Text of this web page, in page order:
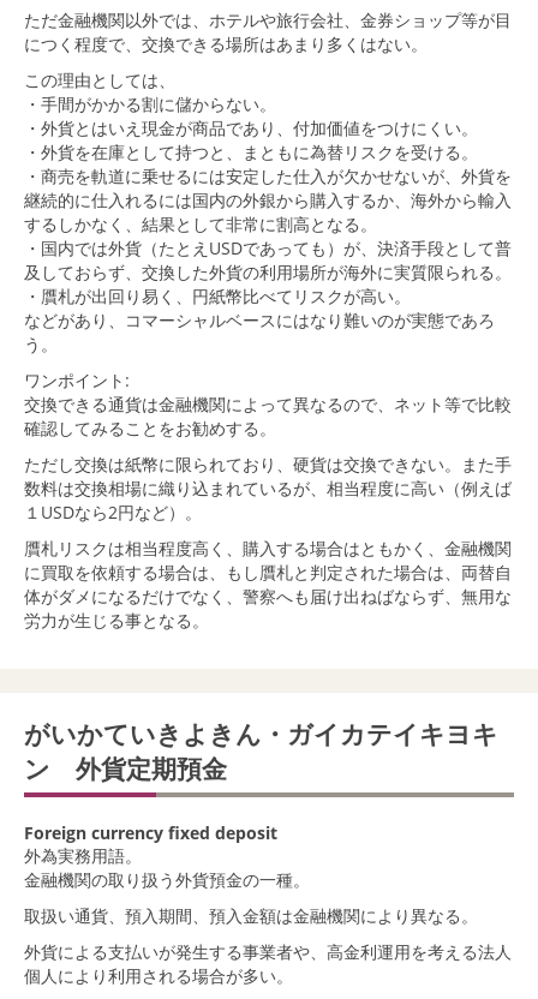
ただ金融機関以外では、ホテルや旅行会社、金券ショップ等が目
につく程度で、交換できる場所はあまり多くはない。
この理由としては、
・手間がかかる割に儲からない。
・外貨とはいえ現金が商品であり、付加価値をつけにくい。
・外貨を在庫として持つと、まともに為替リスクを受ける。
・商売を軌道に乗せるには安定した仕入が欠かせないが、外貨を
継続的に仕入れるには国内の外銀から購入するか、海外から輸入
するしかなく、結果として非常に割高となる。
・国内では外貨（たとえUSDであっても）が、決済手段として普
及しておらず、交換した外貨の利用場所が海外に実質限られる。
・贋札が出回り易く、円紙幣比べてリスクが高い。
などがあり、コマーシャルベースにはなり難いのが実態であろ
う。
ワンポイント:
交換できる通貨は金融機関によって異なるので、ネット等で比較
確認してみることをお勧めする。
ただし交換は紙幣に限られており、硬貨は交換できない。また手
数料は交換相場に織り込まれているが、相当程度に高い（例えば
１USDなら2円など）。
贋札リスクは相当程度高く、購入する場合はともかく、金融機関
に買取を依頼する場合は、もし贋札と判定された場合は、両替自
体がダメになるだけでなく、警察へも届け出ねばならず、無用な
労力が生じる事となる。
がいかていきよきん・ガイカテイキヨキ
ン 外貨定期預金
Foreign currency fixed deposit
外為実務用語。
金融機関の取り扱う外貨預金の一種。
取扱い通貨、預入期間、預入金額は金融機関により異なる。
外貨による支払いが発生する事業者や、高金利運用を考える法人
個人により利用される場合が多い。